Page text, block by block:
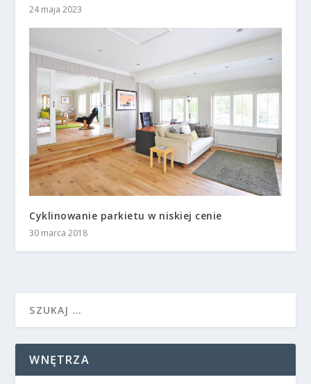
24 maja 2023
Cyklinowanie parkietu w niskiej cenie
30 marca 2018
WNĘTRZA